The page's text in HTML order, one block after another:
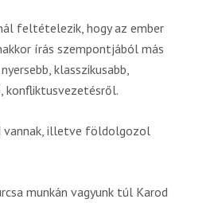
feltételezik, hogy az ember
írás szempontjából más
klasszikusabb,
konfliktusvezetésről.
vannak, illetve földolgozol
munkán vagyunk túl Karod